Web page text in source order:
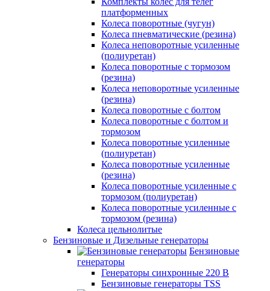
платформенных
Колеса поворотные (чугун)
Колеса пневматические (резина)
Колеса неповоротные усиленные
(полиуретан)
Колеса поворотные c тормозом
(резина)
Колеса неповоротные усиленные
(резина)
Колеса поворотные с болтом
Колеса поворотные с болтом и
тормозом
Колеса поворотные усиленные
(полиуретан)
Колеса поворотные усиленные
(резина)
Колеса поворотные усиленные с
тормозом (полиуретан)
Колеса поворотные усиленные с
тормозом (резина)
Колеса цельнолитые
Бензиновые и Дизельные генераторы
Бензиновые
генераторы
Генераторы синхронные 220 В
Бензиновые генераторы TSS